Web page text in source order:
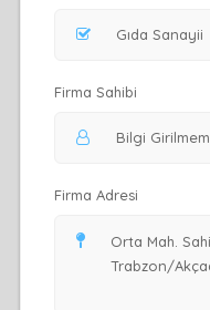
Firma Sahibi
Firma Adresi